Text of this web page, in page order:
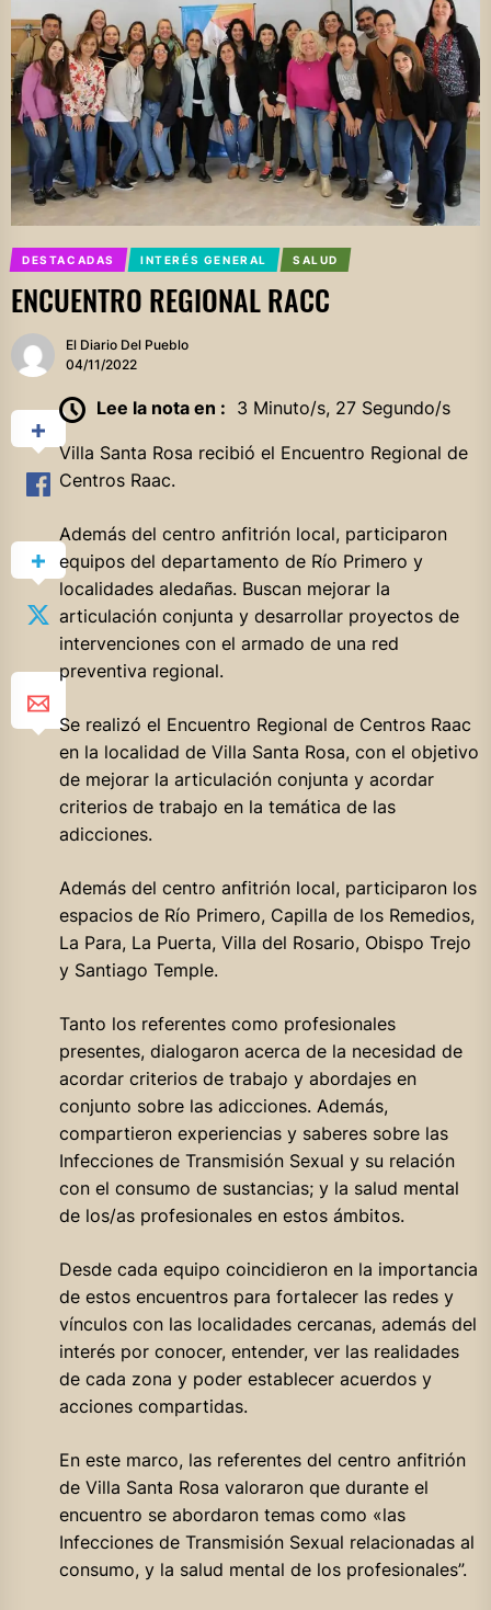
DESTACADAS INTERÉS GENERAL SALUD
ENCUENTRO REGIONAL RACC
El Diario Del Pueblo
04/11/2022
Lee la nota en : 3 Minuto/s, 27 Segundo/s
Villa Santa Rosa recibió el Encuentro Regional de
Centros Raac.
Además del centro anfitrión local, participaron
equipos del departamento de Río Primero y
localidades aledañas. Buscan mejorar la
articulación conjunta y desarrollar proyectos de
intervenciones con el armado de una red
preventiva regional.
Se realizó el Encuentro Regional de Centros Raac
en la localidad de Villa Santa Rosa, con el objetivo
de mejorar la articulación conjunta y acordar
criterios de trabajo en la temática de las
adicciones.
Además del centro anfitrión local, participaron los
espacios de Río Primero, Capilla de los Remedios,
La Para, La Puerta, Villa del Rosario, Obispo Trejo
y Santiago Temple.
Tanto los referentes como profesionales
presentes, dialogaron acerca de la necesidad de
acordar criterios de trabajo y abordajes en
conjunto sobre las adicciones. Además,
compartieron experiencias y saberes sobre las
Infecciones de Transmisión Sexual y su relación
con el consumo de sustancias; y la salud mental
de los/as profesionales en estos ámbitos.
Desde cada equipo coincidieron en la importancia
de estos encuentros para fortalecer las redes y
vínculos con las localidades cercanas, además del
interés por conocer, entender, ver las realidades
de cada zona y poder establecer acuerdos y
acciones compartidas.
En este marco, las referentes del centro anfitrión
de Villa Santa Rosa valoraron que durante el
encuentro se abordaron temas como «las
Infecciones de Transmisión Sexual relacionadas al
consumo, y la salud mental de los profesionales”.